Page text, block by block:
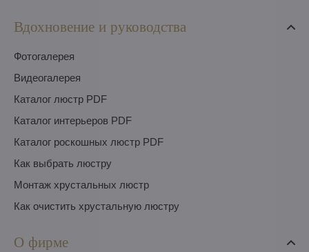
Вдохновение и руководства
Фотогалерея
Видеогалерея
Каталог люстр PDF
Каталог интерьеров PDF
Каталог роскошных люстр PDF
Как выбрать люстру
Монтаж хрустальных люстр
Как очистить хрустальную люстру
О фирме